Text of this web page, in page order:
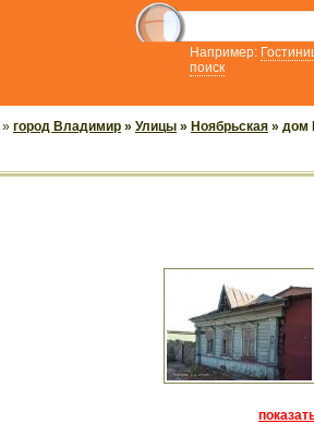
Например:
поиск
» город Владимир » Улицы » Ноябрьская » дом